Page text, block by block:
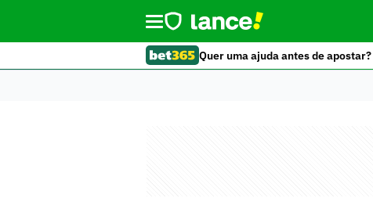
Quer uma ajuda antes de apostar?